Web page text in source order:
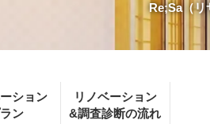
Re;Sa（リ
ション
ン
リノベーション
&調査診断の流れ